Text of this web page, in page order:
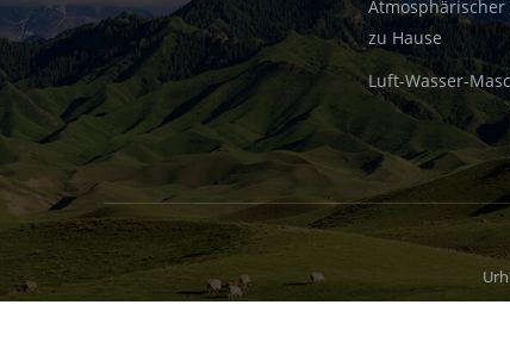
zu Hause
Luft-Wasser-